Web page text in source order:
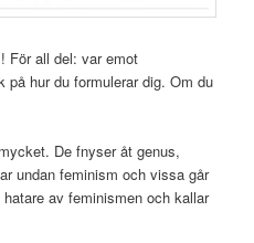
För all del: var emot
hur du formulerar dig. Om du
De fnyser åt genus,
undan feminism och vissa går
av feminismen och kallar